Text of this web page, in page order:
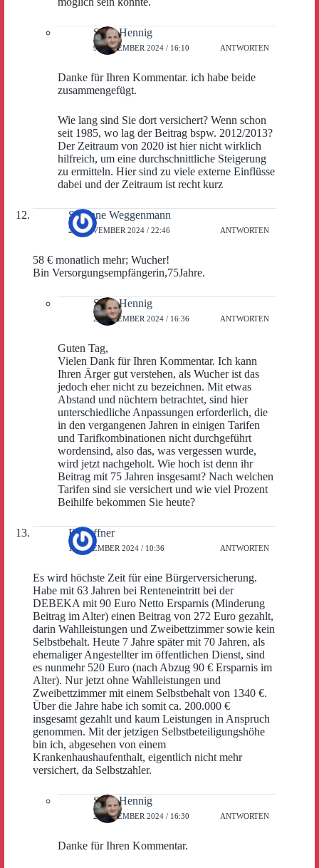
Sven Hennig
9. DEZEMBER 2024 / 16:10 ANTWORTEN
Danke für Ihren Kommentar. ich habe beide
zusammengefügt.
Wie lang sind Sie dort versichert? Wenn schon
seit 1985, wo lag der Beitrag bspw. 2012/2013?
Der Zeitraum von 2020 ist hier nicht wirklich
hilfreich, um eine durchschnittliche Steigerung
zu ermitteln. Hier sind zu viele externe Einflüsse
dabei und der Zeitraum ist recht kurz
Susanne Weggenmann
27. NOVEMBER 2024 / 22:46 ANTWORTEN
58 € monatlich mehr; Wucher!
Bin Versorgungsempfängerin,75Jahre.
Sven Hennig
2. DEZEMBER 2024 / 16:36 ANTWORTEN
Guten Tag,
Vielen Dank für Ihren Kommentar. Ich kann
Ihren Ärger gut verstehen, als Wucher ist das
jedoch eher nicht zu bezeichnen. Mit etwas
Abstand und nüchtern betrachtet, sind hier
unterschiedliche Anpassungen erforderlich, die
in den vergangenen Jahren in einigen Tarifen
und Tarifkombinationen nicht durchgeführt
wordensind, also das, was vergessen wurde,
wird jetzt nachgeholt. Wie hoch ist denn ihr
Beitrag mit 75 Jahren insgesamt? Nach welchen
Tarifen sind sie versichert und wie viel Prozent
Beihilfe bekommen Sie heute?
F. Haffner
1. DEZEMBER 2024 / 10:36 ANTWORTEN
Es wird höchste Zeit für eine Bürgerversicherung.
Habe mit 63 Jahren bei Renteneintritt bei der
DEBEKA mit 90 Euro Netto Ersparnis (Minderung
Beitrag im Alter) einen Beitrag von 272 Euro gezahlt,
darin Wahlleistungen und Zweibettzimmer sowie kein
Selbstbehalt. Heute 7 Jahre später mit 70 Jahren, als
ehemaliger Angestellter im öffentlichen Dienst, sind
es nunmehr 520 Euro (nach Abzug 90 € Ersparnis im
Alter). Nur jetzt ohne Wahlleistungen und
Zweibettzimmer mit einem Selbstbehalt von 1340 €.
Über die Jahre habe ich somit ca. 200.000 €
insgesamt gezahlt und kaum Leistungen in Anspruch
genommen. Mit der jetzigen Selbstbeteiligungshöhe
bin ich, abgesehen von einem
Krankenhaushaufenthalt, eigentlich nicht mehr
versichert, da Selbstzahler.
Sven Hennig
2. DEZEMBER 2024 / 16:30 ANTWORTEN
Danke für Ihren Kommentar.